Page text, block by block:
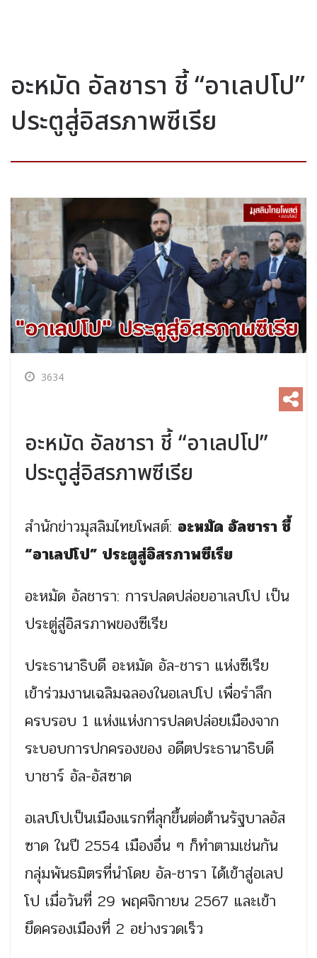
อะหมัด อัลชารา ชี้ “อาเลปโป”
ประตูสู่อิสรภาพซีเรีย
3634
อะหมัด อัลชารา ชี้ “อาเลปโป”
ประตูสู่อิสรภาพซีเรีย
สำนักข่าวมุสลิมไทยโพสต์: อะหมัด อัลชารา ชี้
“อาเลปโป” ประตูสู่อิสรภาพซีเรีย
อะหมัด อัลชารา: การปลดปล่อยอาเลปโป เป็น
ประตู่สู่อิสรภาพของซีเรีย
ประธานาธิบดี อะหมัด อัล-ชารา แห่งซีเรีย
เข้าร่วมงานเฉลิมฉลองในอเลปโป เพื่อรำลึก
ครบรอบ 1 แห่งแห่งการปลดปล่อยเมืองจาก
ระบอบการปกครองของ อดีตประธานาธิบดี
บาชาร์ อัล-อัสซาด
อเลปโปเป็นเมืองแรกที่ลุกขึ้นต่อต้านรัฐบาลอัส
ซาด ในปี 2554 เมืองอื่น ๆ ก็ทำตามเช่นกัน
กลุ่มพันธมิตรที่นำโดย อัล-ชารา ได้เข้าสู่อเลป
โป เมื่อวันที่ 29 พฤศจิกายน 2567 และเข้า
ยึดครองเมืองที่ 2 อย่างรวดเร็ว